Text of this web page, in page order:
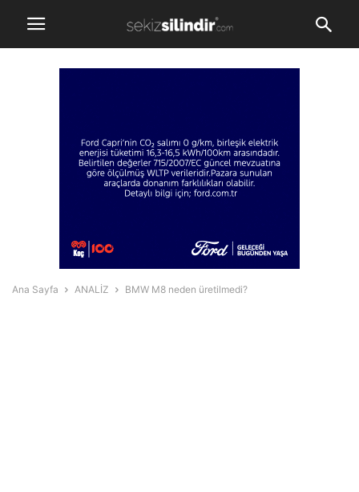
Ana Sayfa ANALİZ BMW M8 neden üretilmedi?